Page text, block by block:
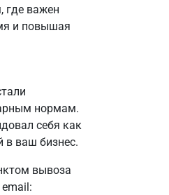
где важен
и повышая
нормам.
себя как
в ваш бизнес.
вывоза